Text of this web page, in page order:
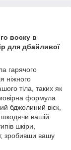
воску в
для дбайливої
гарячого
ніжного
тіла, таких як
формула
бджолиний віск,
вашій
шкіри,
зробивши вашу